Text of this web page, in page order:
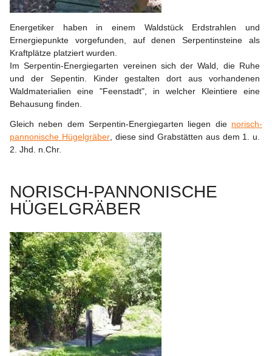
Energetiker haben in einem Waldstück Erdstrahlen und
Ernergiepunkte vorgefunden, auf denen Serpentinsteine als
Kraftplätze platziert wurden.
Im Serpentin-Energiegarten vereinen sich der Wald, die Ruhe
und der Sepentin. Kinder gestalten dort aus vorhandenen
Waldmaterialien eine "Feenstadt", in welcher Kleintiere eine
Behausung finden.
Gleich neben dem Serpentin-Energiegarten liegen die norisch-
pannonische Hügelgräber, diese sind Grabstätten aus dem 1. u.
2. Jhd. n.Chr.
NORISCH-PANNONISCHE
HÜGELGRÄBER